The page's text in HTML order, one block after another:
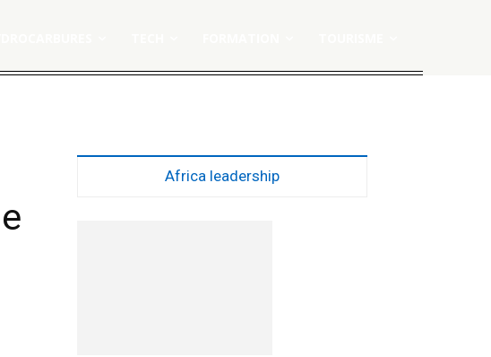
Africa leadership